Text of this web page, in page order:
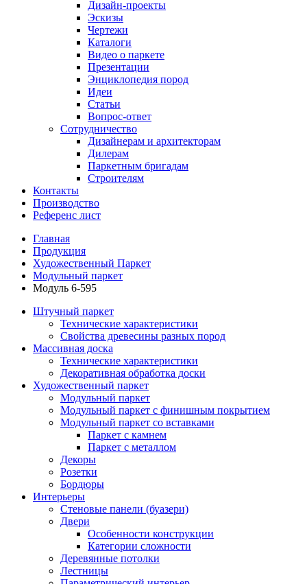
Дизайн-проекты
Эскизы
Чертежи
Каталоги
Видео о паркете
Презентации
Энциклопедия пород
Идеи
Статьи
Вопрос-ответ
Сотрудничество
Дизайнерам и архитекторам
Дилерам
Паркетным бригадам
Строителям
Контакты
Производство
Референс лист
Главная
Продукция
Художественный Паркет
Модульный паркет
Модуль 6-595
Штучный паркет
Технические характеристики
Свойства древесины разных пород
Массивная доска
Технические характеристики
Декоративная обработка доски
Художественный паркет
Модульный паркет
Модульный паркет с финишным покрытием
Модульный паркет со вставками
Паркет с камнем
Паркет с металлом
Декоры
Розетки
Бордюры
Интерьеры
Стеновые панели (буазери)
Двери
Особенности конструкции
Категории сложности
Деревянные потолки
Лестницы